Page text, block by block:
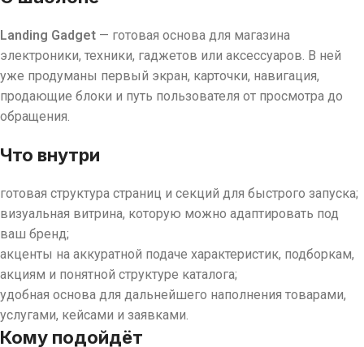
Landing Gadget — готовая основа для магазина
электроники, техники, гаджетов или аксессуаров. В ней
уже продуманы первый экран, карточки, навигация,
продающие блоки и путь пользователя от просмотра до
обращения.
Что внутри
готовая структура страниц и секций для быстрого запуска;
визуальная витрина, которую можно адаптировать под
ваш бренд;
акценты на аккуратной подаче характеристик, подборкам,
акциям и понятной структуре каталога;
удобная основа для дальнейшего наполнения товарами,
услугами, кейсами и заявками.
Кому подойдёт